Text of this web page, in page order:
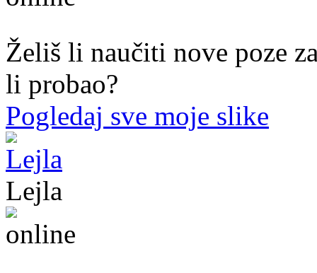
Želiš li naučiti nove poze
li probao?
Pogledaj sve moje slike
Lejla